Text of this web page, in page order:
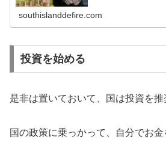
southislanddefire.com
投資を始める
是非は置いておいて、国は投資を推
国の政策に乗っかって、自分でお